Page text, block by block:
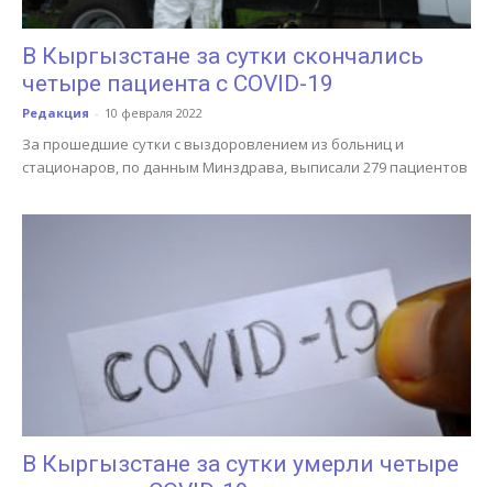
В Кыргызстане за сутки скончались
четыре пациента с COVID-19
Редакция - 10 февраля 2022
За прошедшие сутки с выздоровлением из больниц и
стационаров, по данным Минздрава, выписали 279 пациентов
В Кыргызстане за сутки умерли четыре